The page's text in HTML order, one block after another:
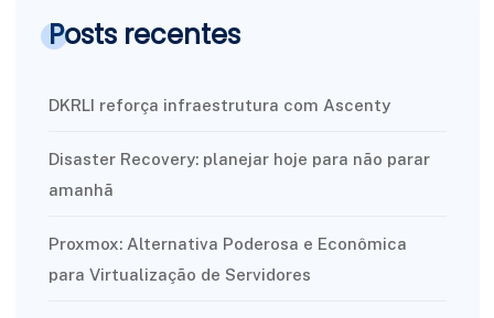
Posts recentes
DKRLI reforça infraestrutura com Ascenty
Disaster Recovery: planejar hoje para não parar
amanhã
Proxmox: Alternativa Poderosa e Econômica
para Virtualização de Servidores